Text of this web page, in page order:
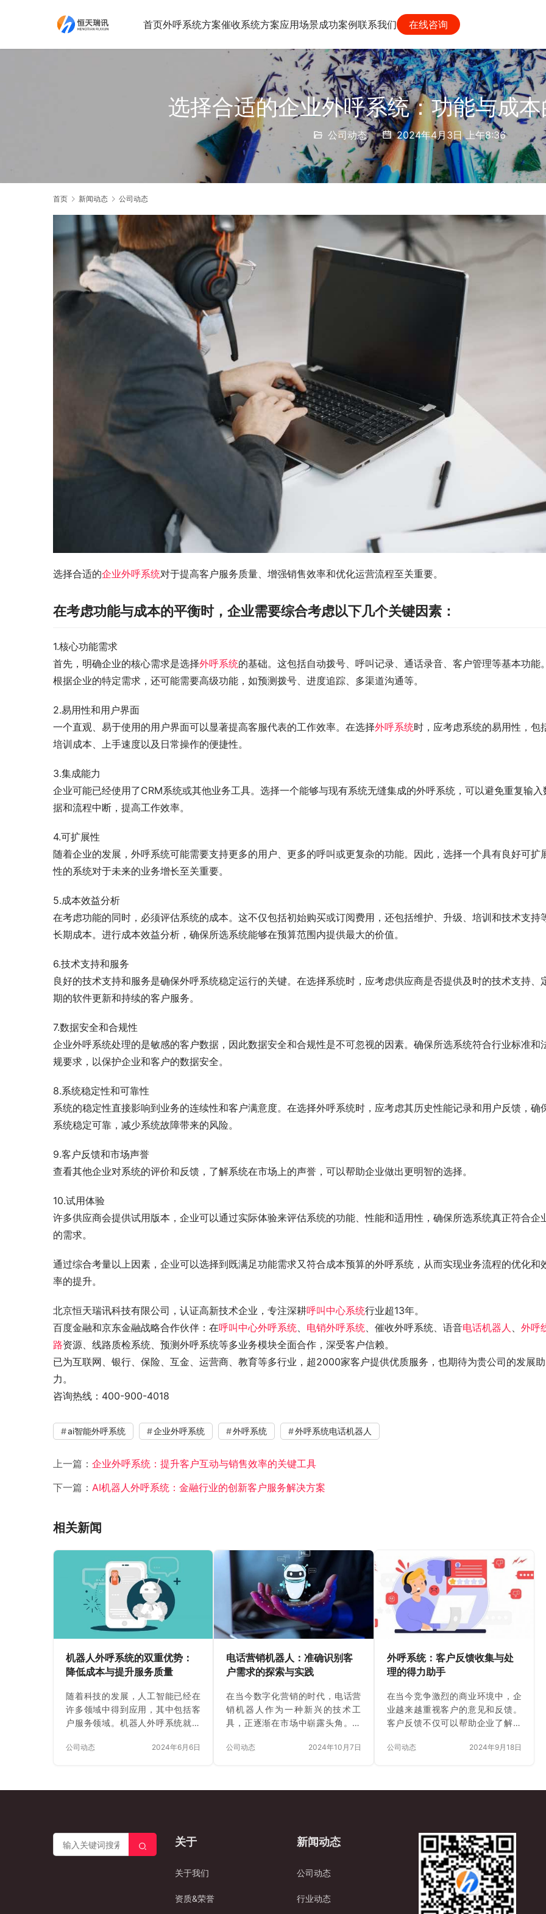
首页外呼系统方案催收系统方案应用场景成功案例联系我们 在线咨询
选择合适的企业外呼系统：功能与成
公司动态 2024年4月3日 上午8:36
首页 新闻动态 公司动态
选择合适的企业外呼系统对于提高客户服务质量、增强销售效率和优化运营流程至关重要。
在考虑功能与成本的平衡时，企业需要综合考虑以下几个关键因素：
1.核心功能需求
首先，明确企业的核心需求是选择外呼系统的基础。这包括自动拨号、呼叫记录、通话录音、客户管理等基本功能。
根据企业的特定需求，还可能需要高级功能，如预测拨号、进度追踪、多渠道沟通等。
2.易用性和用户界面
一个直观、易于使用的用户界面可以显著提高客服代表的工作效率。在选择外呼系统时，应考虑系统的易用性，包
培训成本、上手速度以及日常操作的便捷性。
3.集成能力
企业可能已经使用了CRM系统或其他业务工具。选择一个能够与现有系统无缝集成的外呼系统，可以避免重复输入
据和流程中断，提高工作效率。
4.可扩展性
随着企业的发展，外呼系统可能需要支持更多的用户、更多的呼叫或更复杂的功能。因此，选择一个具有良好可扩
性的系统对于未来的业务增长至关重要。
5.成本效益分析
在考虑功能的同时，必须评估系统的成本。这不仅包括初始购买或订阅费用，还包括维护、升级、培训和技术支持
长期成本。进行成本效益分析，确保所选系统能够在预算范围内提供最大的价值。
6.技术支持和服务
良好的技术支持和服务是确保外呼系统稳定运行的关键。在选择系统时，应考虑供应商是否提供及时的技术支持、
期的软件更新和持续的客户服务。
7.数据安全和合规性
企业外呼系统处理的是敏感的客户数据，因此数据安全和合规性是不可忽视的因素。确保所选系统符合行业标准和
规要求，以保护企业和客户的数据安全。
8.系统稳定性和可靠性
系统的稳定性直接影响到业务的连续性和客户满意度。在选择外呼系统时，应考虑其历史性能记录和用户反馈，确
系统稳定可靠，减少系统故障带来的风险。
9.客户反馈和市场声誉
查看其他企业对系统的评价和反馈，了解系统在市场上的声誉，可以帮助企业做出更明智的选择。
10.试用体验
许多供应商会提供试用版本，企业可以通过实际体验来评估系统的功能、性能和适用性，确保所选系统真正符合企
的需求。
通过综合考量以上因素，企业可以选择到既满足功能需求又符合成本预算的外呼系统，从而实现业务流程的优化和
率的提升。
北京恒天瑞讯科技有限公司，认证高新技术企业，专注深耕呼叫中心系统行业超13年。
百度金融和京东金融战略合作伙伴：在呼叫中心外呼系统、 电销外呼系统、催收外呼系统、语音电话机器人 、 外呼
路资源、线路质检系统、预测外呼系统等多业务模块全面合作，深受客户信赖。
已为互联网、银行、保险、互金、运营商、教育等多行业，超2000家客户提供优质服务，也期待为贵公司的发展助
力。
咨询热线：400-900-4018
ai智能外呼系统 企业外呼系统 外呼系统 外呼系统电话机器人
上一篇： 企业外呼系统：提升客户互动与销售效率的关键工具
下一篇： AI机器人外呼系统：金融行业的创新客户服务解决方案
相关新闻
机器人外呼系统的双重优势：
降低成本与提升服务质量
随着科技的发展，人工智能已经在
许多领域中得到应用，其中包括客
户服务领域。机器人外呼系统就是
低运营成本的同时，也提升了服务
低运营成本 1.人力成本：传统的外
话拨打、接听和处理，大大减少了
人力需求，从而降低了人力成本。
2.培训成本：对于人工客服，企业
需要投入大量的时间和资源进行培
务。而机器人外呼系统只需要进行
公司动态 2024年6月6日
电话营销机器人：准确识别客
户需求的探索与实践
在当今数字化营销的时代，电话营
销机器人作为一种新兴的技术工
具，正逐渐在市场中崭露头角。然
机器人能否准确识别客户需求？ 电
依托先进的语音识别技术。如今的
准普通话，还是带有一定口音的方
识别技术都能在很大程度上准确捕
分析奠定基础。 其次，机器人配备
公司动态 2024年10月7日
外呼系统：客户反馈收集与处
理的得力助手
在当今竞争激烈的商业环境中，企
业越来越重视客户的意见和反馈。
客户反馈不仅可以帮助企业了解客
升客户满意度和忠诚度。而外呼系
理呢？答案是肯定的。 一、外呼系
势 三、外呼系统实现客户反馈收集
和处理的具体方式 四、外呼系统在
客户反馈收集和处理中的实际应用
案例 五、结论 外呼系统作为企业与
客户沟通的重要工具，在客户反馈
收集和处理方面具有重要的作用。
通过外呼…
公司动态 2024年9月18日
关于
关于我们
资质&荣誉
新闻动态
公司动态
行业动态